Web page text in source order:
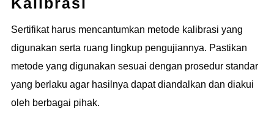
Sertifikat harus mencantumkan metode kalibrasi yang
digunakan serta ruang lingkup pengujiannya. Pastikan
metode yang digunakan sesuai dengan prosedur standar
yang berlaku agar hasilnya dapat diandalkan dan diakui
oleh berbagai pihak.